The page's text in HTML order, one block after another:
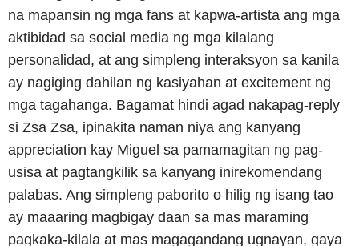
na mapansin ng mga fans at kapwa-artista ang mga
aktibidad sa social media ng mga kilalang
personalidad, at ang simpleng interaksyon sa kanila
ay nagiging dahilan ng kasiyahan at excitement ng
mga tagahanga. Bagamat hindi agad nakapag-reply
si Zsa Zsa, ipinakita naman niya ang kanyang
appreciation kay Miguel sa pamamagitan ng pag-
usisa at pagtangkilik sa kanyang inirekomendang
palabas. Ang simpleng paborito o hilig ng isang tao
ay maaaring magbigay daan sa mas maraming
pagkaka-kilala at mas magagandang ugnayan, gaya